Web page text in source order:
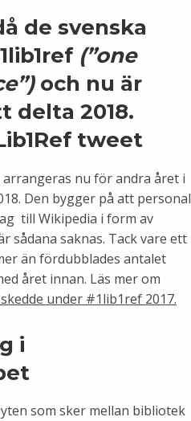
de svenska
(”one
och nu är
delta 2018.
nu för andra året i
Den bygger på att personal
till Wikipedia i form av
sådana saknas. Tack vare ett
än fördubblades antalet
året innan. Läs mer om
under #1lib1ref 2017.
i
som sker mellan bibliotek